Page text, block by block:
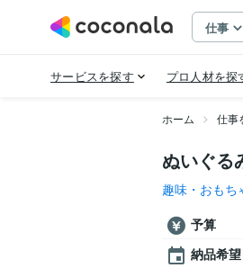
ホーム 仕事
ぬいぐる
趣味・おもち
予算
納品希望